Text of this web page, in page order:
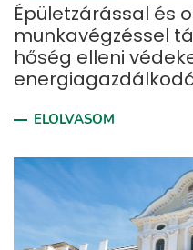
Épületzárással és
munkavégzéssel
hőség elleni
ELOLVASOM